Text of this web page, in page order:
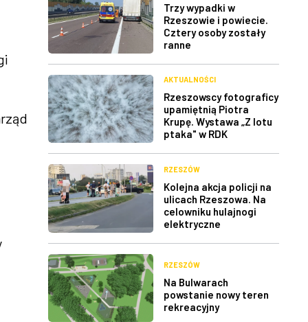
Trzy wypadki w
Rzeszowie i powiecie.
Cztery osoby zostały
ranne
AKTUALNOŚCI
Rzeszowscy fotograficy
upamiętnią Piotra
Krupę. Wystawa „Z lotu
ptaka" w RDK
RZESZÓW
Kolejna akcja policji na
ulicach Rzeszowa. Na
celowniku hulajnogi
elektryczne
RZESZÓW
Na Bulwarach
powstanie nowy teren
rekreacyjny